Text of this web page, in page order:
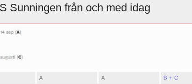
Sunningen från och med idag